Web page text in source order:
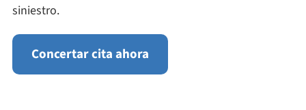
siniestro.
Concertar cita ahora